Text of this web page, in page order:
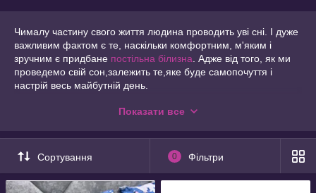
Чималу частину свого життя людина проводить уві сні. І дуже
важливим фактом є те, наскільки комфортним, м'яким і
зручним є придбане постільна білизна . Адже від того, як ми
проведемо свій сон,залежить те,яке буде самопочуття і
настрій весь майбутній день.
білизна , для нас важливо, щоб воно було красивим. Ми
віддаєтьсяякісної постільної білизни
. Хоча існує і відомий
факт, що колір так само впливає на наше самопочуття.
Вибране правильного кольору постільна білизна, може
Показати все
Сортування 0 Фільтри